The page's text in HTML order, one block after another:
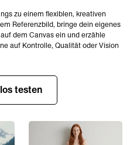
zu einem flexiblen, kreativen
Referenzbild, bringe dein eigenes
dem Canvas ein und erzähle
auf Kontrolle, Qualität oder Vision
testen